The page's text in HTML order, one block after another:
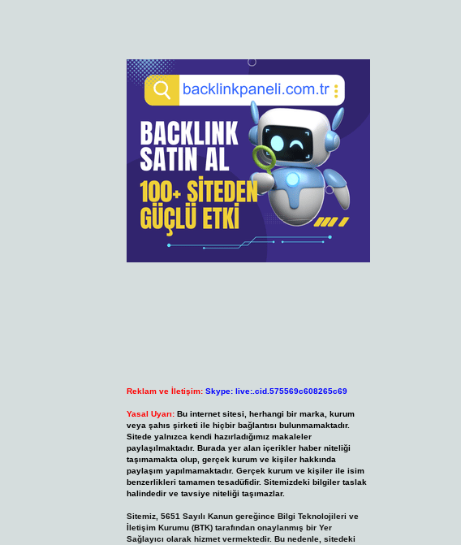
Reklam ve İletişim: Skype: live:.cid.575569c608265c69
Yasal Uyarı: Bu internet sitesi, herhangi bir marka, kurum
veya şahıs şirketi ile hiçbir bağlantısı bulunmamaktadır.
Sitede yalnızca kendi hazırladığımız makaleler
paylaşılmaktadır. Burada yer alan içerikler haber niteliği
taşımamakta olup, gerçek kurum ve kişiler hakkında
paylaşım yapılmamaktadır. Gerçek kurum ve kişiler ile isim
benzerlikleri tamamen tesadüfidir. Sitemizdeki bilgiler taslak
halindedir ve tavsiye niteliği taşımazlar.
Sitemiz, 5651 Sayılı Kanun gereğince Bilgi Teknolojileri ve
İletişim Kurumu (BTK) tarafından onaylanmış bir Yer
Sağlayıcı olarak hizmet vermektedir. Bu nedenle, sitedeki